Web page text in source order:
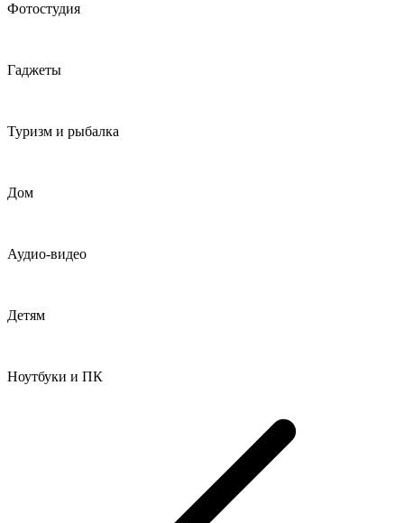
Фотостудия
Гаджеты
Туризм и рыбалка
Дом
Аудио-видео
Детям
Ноутбуки и ПК